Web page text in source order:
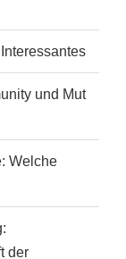
und Mut
Welche
der